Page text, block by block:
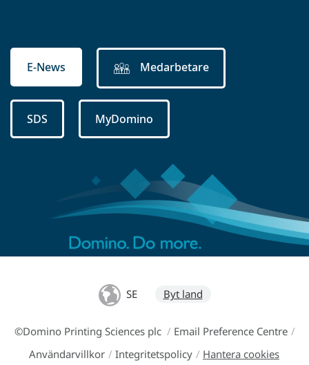
E-News Medarbetare
SDS MyDomino
SE Byt land
©Domino Printing Sciences plc / Email Preference Centre /
Användarvillkor / Integritetspolicy / Hantera cookies